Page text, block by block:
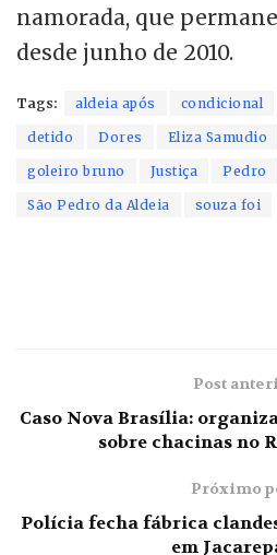
namorada, que
desde junho de 2010.
Tags: aldeia após condicional
detido Dores Eliza Samudio
goleiro bruno Justiça Pedro
São Pedro da Aldeia souza foi
Post
Caso Nova Brasília:
sobre chacinas no
Próximo
Polícia fecha fábrica
em